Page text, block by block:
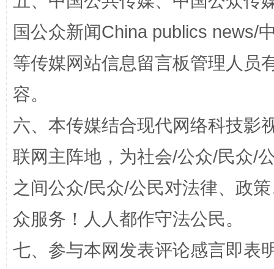
一颗心始终滚烫 还
国公众新闻China publics news/
等传媒网站信息留言板管理人员
容。
六、本传媒结合现代网络科技影
联网主阵地，为社会/公众/民众/
之间公众/民众/公民对法律、政
众服务！人人都作守法公民。
七、参与本网发表评论感言即表